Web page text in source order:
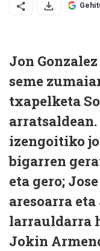
Jon
seme
txapelketa
arratsaldean.
izengoitiko
bigarren
eta gero;
aresoarra
larrauldarra
Jokin